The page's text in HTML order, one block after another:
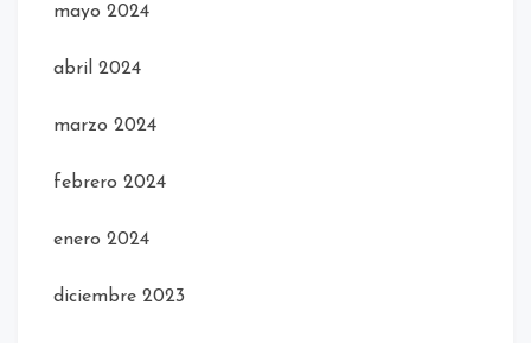
mayo 2024
abril 2024
marzo 2024
febrero 2024
enero 2024
diciembre 2023